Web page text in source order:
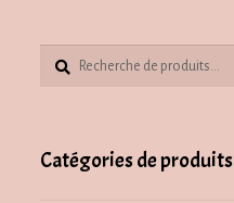
Recherche
Recherche
Catégories de produits